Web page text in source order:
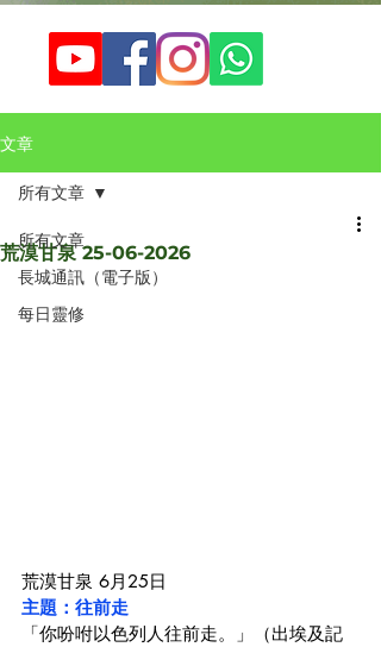
文章
所有文章
長城通訊（電子版）
每日靈修
所有文章
荒漠甘泉 25-06-2026
荒漠甘泉 6月25日
主題：往前走
「你吩咐以色列人往前走。」（出埃及記